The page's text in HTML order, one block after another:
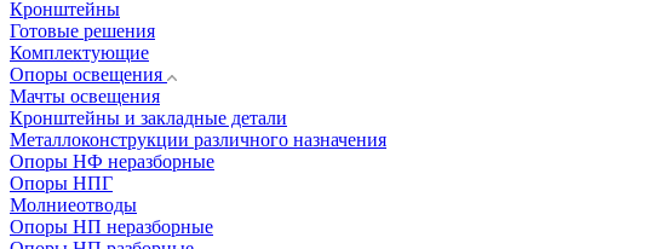
Кронштейны
Готовые решения
Комплектующие
Опоры освещения
Мачты освещения
Кронштейны и закладные детали
Металлоконструкции различного назначения
Опоры НФ неразборные
Опоры НПГ
Молниеотводы
Опоры НП неразборные